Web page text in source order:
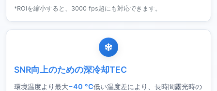
*ROIを縮小すると、3000 fps超にも対応できます。
SNR向上のための深冷却TEC
環境温度より最大−40 °C低い温度差により、長時間露光時の